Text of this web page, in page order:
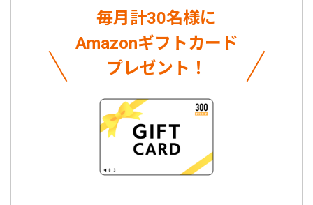
毎月計30名様に
Amazonギフトカード
プレゼント！